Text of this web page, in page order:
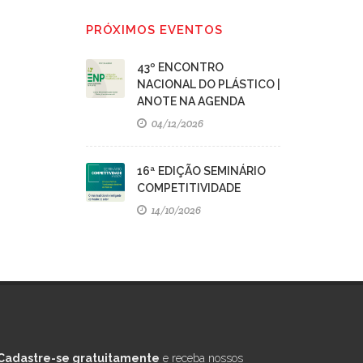
PRÓXIMOS EVENTOS
43º ENCONTRO
NACIONAL DO PLÁSTICO |
ANOTE NA AGENDA
04/12/2026
16ª EDIÇÃO SEMINÁRIO
COMPETITIVIDADE
14/10/2026
se gratuitamente e receba nossos